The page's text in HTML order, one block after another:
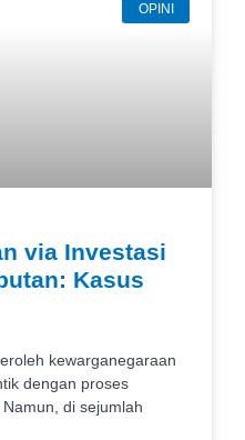
OPINI
via Investasi
Kasus
kewarganegaraan
dengan proses
di sejumlah